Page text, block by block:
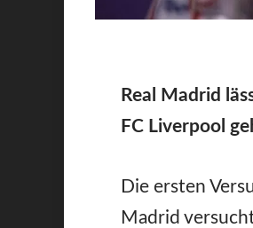
Real Madrid
FC Liverpool
Die ersten
Madrid